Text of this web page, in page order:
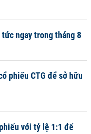
ngay trong tháng 8
phiếu CTG để sở hữu
với tỷ lệ 1:1 để